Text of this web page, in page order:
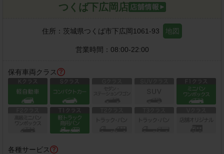
つくば下広岡店
住所： 茨城県つくば市下広岡1061-93 地図
営業時間： 08:00-22:00
保有車両クラス
各種サービス